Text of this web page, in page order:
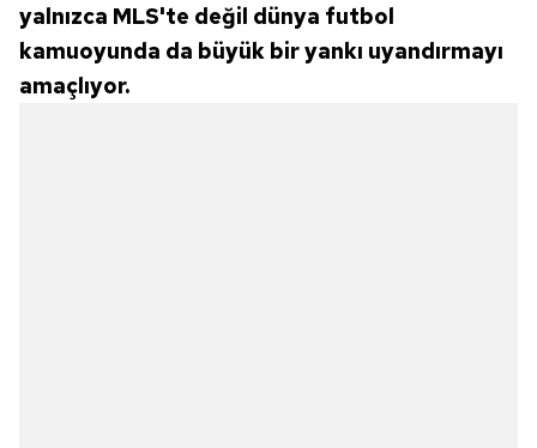
yalnızca MLS'te değil dünya futbol
kamuoyunda da büyük bir yankı uyandırmayı
amaçlıyor.